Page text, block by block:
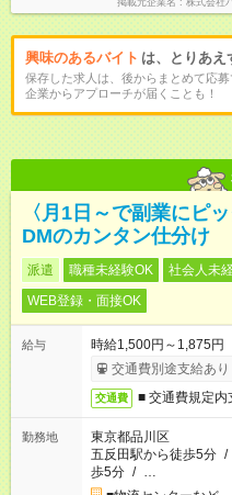
掲載元企業名 株式会社
興味のあるバイト は、とりあえ
保存した求人は、後からまとめて応募
企業からアプローチが届くことも！
〈月1日～で副業にピ
DMのカンタン仕分け
派遣 職種未経験OK 社会人未
WEB登録・面接OK
給与
時給1,500円～1,875円
交通費別途支給あり
交通費 ■ 交通費規定
勤務地
東京都品川区
五反田駅から徒歩5分 /
歩5分 / …